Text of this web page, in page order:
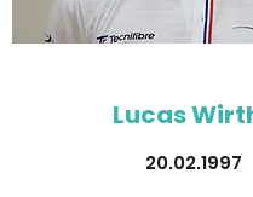
Lucas
20.02.1997